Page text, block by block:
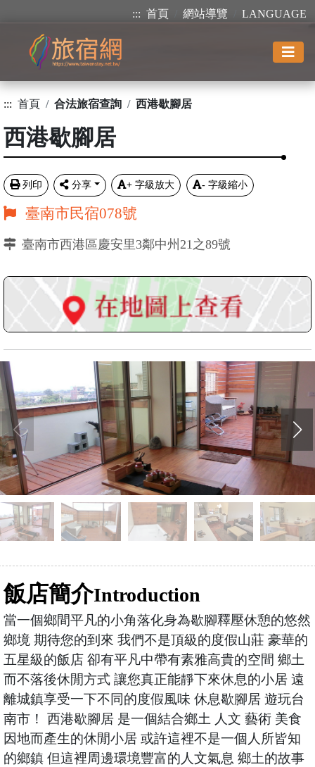
::: 首頁 網站導覽 LANGUAGE
::: 首頁 合法旅宿查詢 西港歇腳居
西港歇腳居
列印 分享 + 字級放大 - 字級縮小
臺南市民宿078號
臺南市西港區慶安里3鄰中州21之89號
飯店簡介Introduction
當一個鄉間平凡的小角落化身為歇腳釋壓休憩的悠然
鄉境 期待您的到來 我們不是頂級的度假山莊 豪華的
五星級的飯店 卻有平凡中帶有素雅高貴的空間 鄉土
而不落後休閒方式 讓您真正能靜下來休息的小居 遠
離城鎮享受一下不同的度假風味 休息歇腳居 遊玩台
南市！ 西港歇腳居 是一個結合鄉土 人文 藝術 美食
因地而產生的休閒小居 或許這裡不是一個人所皆知
的鄉鎮 但這裡周邊環境豐富的人文氣息 鄉土的故事